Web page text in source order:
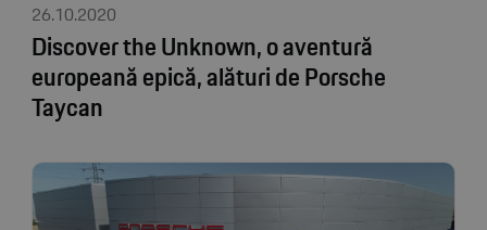
26.10.2020
Discover the Unknown, o aventură
europeană epică, alături de Porsche
Taycan